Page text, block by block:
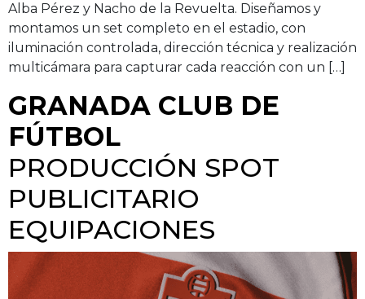
Alba Pérez y Nacho de la Revuelta. Diseñamos y
montamos un set completo en el estadio, con
iluminación controlada, dirección técnica y realización
multicámara para capturar cada reacción con un […]
GRANADA CLUB DE
FÚTBOL
PRODUCCIÓN SPOT
PUBLICITARIO
EQUIPACIONES